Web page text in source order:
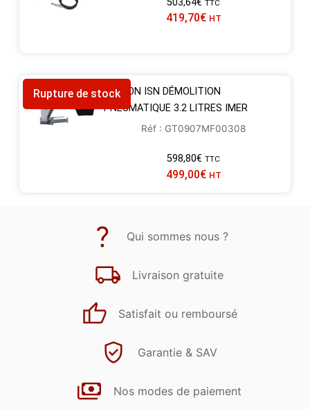
TTC
419,70€ HT
Rupture de stockSABLON ISN DÉMOLITION
PNEUMATIQUE 3.2 LITRES IMER
Réf : GT0907MF00308
598,80€ TTC
499,00€ HT
Qui sommes nous ?
Livraison gratuite
Satisfait ou remboursé
Garantie & SAV
Nos modes de paiement